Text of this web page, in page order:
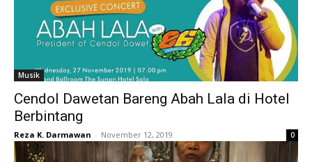
Musik
Cendol Dawetan Bareng Abah Lala di Hotel
Berbintang
Reza K. Darmawan - November 12, 2019 0